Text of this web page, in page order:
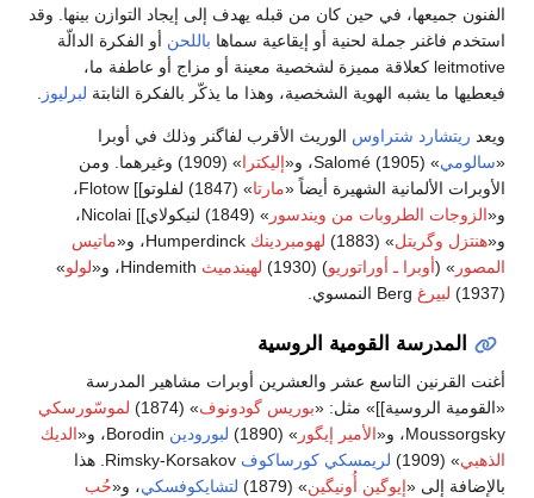
الفنون جميعها، في حين كان من قبله يهدف إلى إيجاد التوازن بينها. وقد
استخدم فاغنر جملة لحنية أو إيقاعية سماها باللحن أو الفكرة الدالّة
leitmotive كعلاقة مميزة لشخصية معينة أو مزاج أو عاطفة ما،
فيعطيها ما يشبه الهوية الشخصية، وهذا ما يذكّر بالفكرة الثابتة لبرليوز
ويعد ريتشارد شتراوس الوريث الأقرب لفاگنر وذلك في أوبرا
«سالومي» (1905) Salomé، و« إليكترا
» (1909) وغيرهما. ومن
الأوبرات الألمانية الشهيرة أيضاً «مارتا
» (1847) لفلوتو]] Flotow،
و«الزوجات الطروبات من ويندسور
» (1849) لنيكولاي]] Nicolai،
و«هنتزل وگريتل» (1883) لهومبردينك
ماتيس
المصور » (أوبرا ـ أوراتوريو) (1930) لهيندميث لولو»
(1937)
لبيرغ
المدرسة القومية الروسية
أغنت القرنين التاسع عشر والعشرين أوبرات مشاهير المدرسة
«القومية الروسية]]» مثل: «بوريس گودونوف» (1874)
لموسّورسكي
Moussorgsky، و«
الأمير إيگور » (1890) لبورودين
الديك
الذهبي» (1909) لريمسكي كورساكوف
Rimsky-Korsakov. هذا
بالإضافة إلى «إيوگين أُونيگين» (1879) لتشايكوفسكي، و«حُب